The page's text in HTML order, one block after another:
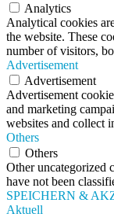
Analytics
Analytical cookies
the website. These
number of visitors,
Advertisement
Advertisement
Advertisement
and marketing
websites and collect
Others
Others
Other uncategorized
have not been
SPEICHERN &
Aktuell